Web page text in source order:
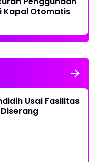
Kapal Otomatis
Usai Fasilitas